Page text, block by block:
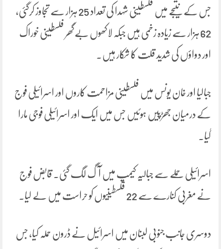
جس کے نتیجے میں فلسطینی شہدا کی تعداد 25 ہزار سے تجاوز کرگئی،
62 ہزار سے زیادہ زخمی ہیں جبکہ لاکھوں بےگھر فلسطینی خوراک
اور دواؤں کی شدید قلت کا شکار ہیں۔
جبالیا اور خان یونس میں فلسطینی مزاحمت کاروں اور اسرائیلی فوج
کے درمیان جھڑپیں ہوئیں جس میں ایک اور اسرائیلی فوجی مارا
گیا۔
اسرائیلی حملے سے جبالیہ کیمپ میں آگ لگ گئی۔ قابض فوج
نے مغربی کنارے سے 22 فلسطینیوں کو حراست میں لے لیا۔
دوسری جانب جنوبی لبنان میں اسرائیل نے ڈرون حملہ کیا، جس